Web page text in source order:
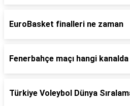
EuroBasket finalleri ne zaman
Fenerbahçe maçı hangi kanalda
Türkiye Voleybol Dünya